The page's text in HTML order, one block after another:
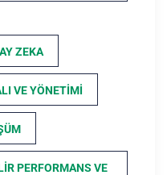
ZEKA
VE YÖNETIMI
PERFORMANS VE